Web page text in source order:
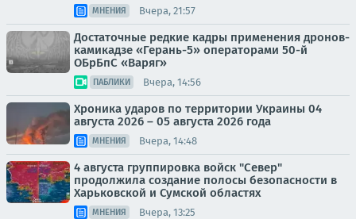
МНЕНИЯ Вчера, 21:57
Достаточные редкие кадры применения дронов-
камикадзе «Герань-5» операторами 50-й
ОБрБпС «Варяг»
ПАБЛИКИ Вчера, 14:56
Хроника ударов по территории Украины 04
августа 2026 – 05 августа 2026 года
МНЕНИЯ Вчера, 14:48
4 августа группировка войск "Север"
продолжила создание полосы безопасности в
Харьковской и Сумской областях
МНЕНИЯ Вчера, 13:25